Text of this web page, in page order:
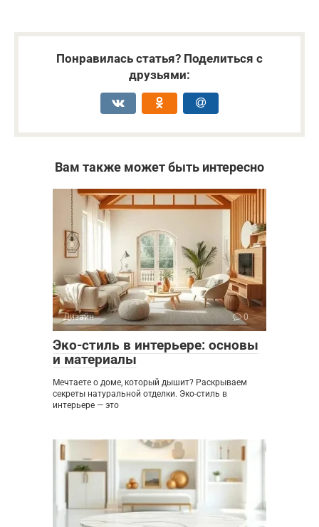
Понравилась статья? Поделиться с
друзьями:
Вам также может быть интересно
Дизайн 0
Эко-стиль в интерьере: основы
и материалы
Мечтаете о доме, который дышит? Раскрываем
секреты натуральной отделки. Эко-стиль в
интерьере — это